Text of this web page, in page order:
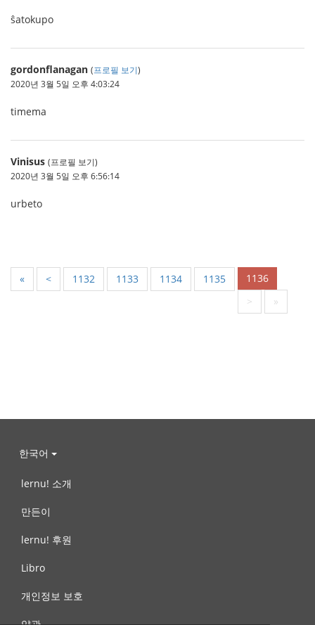
ŝatokupo
gordonflanagan (프로필 보기)
2020년 3월 5일 오후 4:03:24
timema
Vinisus (프로필 보기)
2020년 3월 5일 오후 6:56:14
urbeto
« < 1132 1133 1134 1135
1136
>
»
한국어
lernu! 소개
만든이
lernu! 후원
Libro
개인정보 보호